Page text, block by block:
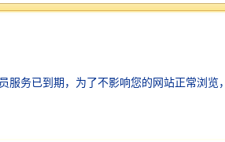
新方式保证了运作和强大的切割
能超出15％，是挖掘机液压剪中剪
嘴剪的优点：1、封闭式的钢板结